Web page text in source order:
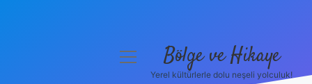
menüyü
Bölge ve Hikaye
Yerel kültürlerle dolu neşeli yolculuk!